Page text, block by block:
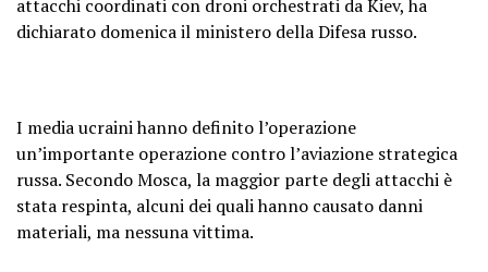
attacchi coordinati con droni orchestrati da Kiev, ha
dichiarato domenica il ministero della Difesa russo.
I media ucraini hanno definito l’operazione
un’importante operazione contro l’aviazione strategica
russa. Secondo Mosca, la maggior parte degli attacchi è
stata respinta, alcuni dei quali hanno causato danni
materiali, ma nessuna vittima.